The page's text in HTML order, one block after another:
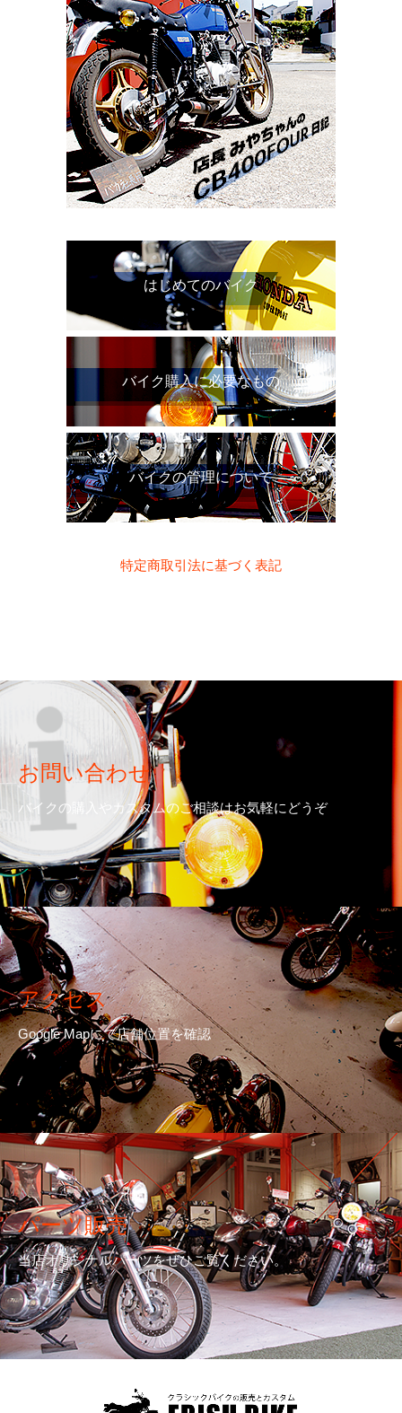
はじめてのバイク
バイク購入に必要なもの
バイクの管理について
特定商取引法に基づく表記
お問い合わせ
バイクの購入やカスタムのご相談はお気軽にどうぞ
アクセス
Google Mapにて店舗位置を確認
パーツ販売
当店オリジナルパーツをぜひご覧ください。